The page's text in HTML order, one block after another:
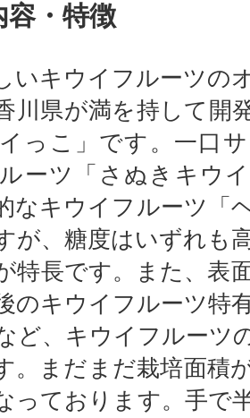
容・特徴
いキウイフルーツの
川県が満を持して開
っこ」です。一口
ーツ「さぬきキウ
なキウイフルーツ「
が、糖度はいずれも
特長です。また、表
のキウイフルーツ特
ど、キウイフルーツ
。まだまだ栽培面積
っております。手で